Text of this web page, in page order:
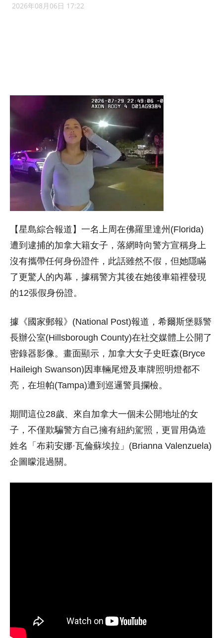
2026年08月06日 17:22
【星島綜合報道】一名上周在佛羅里達州(Florida)
遭到逮捕的加拿大籍女子，落網時向警方宣稱身上
沒有攜帶任何身份證件，此話雖然不假，但她隱瞞
了更驚人的內幕，據稱警方其後在她後車箱裡發現
的12張假身份證。
據《國家郵報》(National Post)報道，希爾斯堡縣警
長辦公室(Hillsborough County)在社交媒體上公開了
密錄器影像。畫面顯示，加拿大女子史旺森(Bryce
Haileigh Swanson)因車輛尾燈及車牌照明燈都不
亮，在坦帕(Tampa)遭到巡邏警員攔檢。
期間這位28歲、來自加拿大一個未公開地址的女
子，不僅欺騙警方自己擁有紐約駕照，更冒用偽造
姓名「布莉安娜·瓦倫蘇埃拉」(Brianna Valenzuela)
企圖矇混過關。